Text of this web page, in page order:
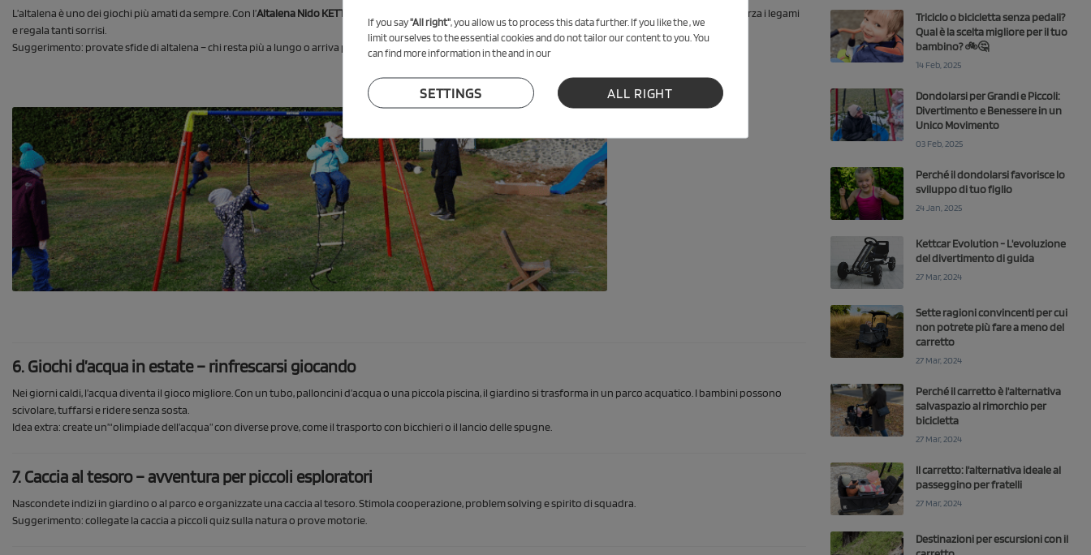
L’altalena è uno dei giochi più amati da sempre. Con l’Altalena Nido KETTLER
, anche più bambini possono divertirsi insieme. È un’attività che regala libertà, rinforza i legami
e regala tanti sorrisi.
Suggerimento: provate sfide di altalena – chi resta più a lungo o arriva più in alto?
6. Giochi d’acqua in estate – rinfrescarsi giocando
Nei giorni caldi, l’acqua diventa il gioco migliore. Con un tubo, palloncini d’acqua o una piccola piscina, il giardino si trasforma in un parco acquatico. I bambini possono
scivolare, tuffarsi e ridere senza sosta.
Idea extra: create un’“olimpiade dell’acqua” con diverse prove, come il trasporto con bicchieri o il lancio delle spugne.
7. Caccia al tesoro – avventura per piccoli esploratori
Nascondete indizi in giardino o al parco e organizzate una caccia al tesoro. Stimola cooperazione, problem solving e spirito di squadra.
Suggerimento: collegate la caccia a piccoli quiz sulla natura o prove motorie.
Triciclo o bicicletta senza pedali?
Qual è la scelta migliore per il tuo
bambino? 🚲🤔
14 Feb, 2025
Dondolarsi per Grandi e Piccoli:
Divertimento e Benessere in un
Unico Movimento
03 Feb, 2025
Perché il dondolarsi favorisce lo
sviluppo di tuo figlio
24 Jan, 2025
Kettcar Evolution - L'evoluzione
del divertimento di guida
27 Mar, 2024
Sette ragioni convincenti per cui
non potrete più fare a meno del
carretto
27 Mar, 2024
Perché il carretto è l'alternativa
salvaspazio al rimorchio per
bicicletta
27 Mar, 2024
Il carretto: l'alternativa ideale al
passeggino per fratelli
27 Mar, 2024
Destinazioni per escursioni con il
If you say"All right", you allow us to process this data further. If you like the , we
limit ourselves to the essential cookies and do not tailor our content to you. You
can find more information in the and in our
SETTINGS ALL RIGHT